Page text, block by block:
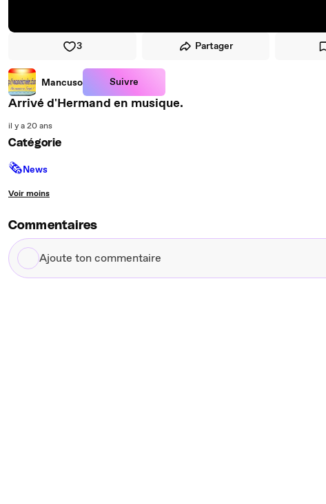
3 Partager
Mancuso Suivre
Arrivé d'Hermand en musique.
il y a 20 ans
Catégorie
🗞News
Voir moins
Commentaires
Ajoute
ton